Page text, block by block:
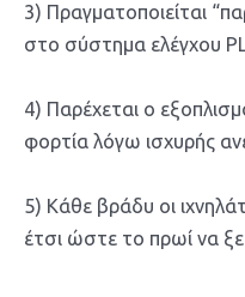
3) Πραγματοποιείται
στο σύστημα ελέγχου
4) Παρέχεται ο
φορτία λόγω ισχυρής
5) Κάθε βράδυ οι
έτσι ώστε το πρωί να